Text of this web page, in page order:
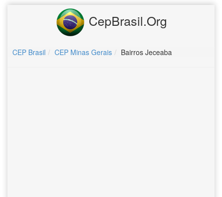
CepBrasil.Org
CEP Brasil CEP Minas Gerais Bairros Jeceaba